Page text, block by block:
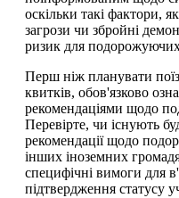
оскільки такі фактори,
загрози чи збройні
ризик для
Перш ніж планувати
квитків, обов'язково
рекомендаціями щодо
Перевірте, чи існують
рекомендації щодо
інших іноземних
специфічні вимоги для
підтвердження статусу